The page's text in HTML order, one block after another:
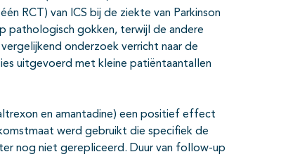
RCT) van ICS bij de ziekte van Parkinson
pathologisch gokken, terwijl de andere
onderzoek verricht naar de
uitgevoerd met kleine patiëntaantallen
en amantadine) een positief effect
werd gebruikt die specifiek de
nog niet gerepliceerd. Duur van follow-up